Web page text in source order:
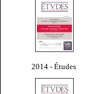
2014 - Études